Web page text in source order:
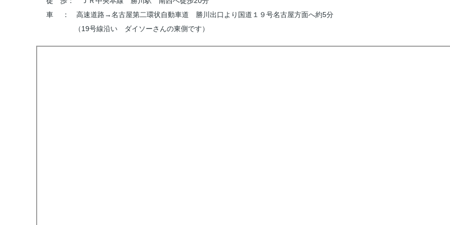
車 ： 高速道路→名古屋第二環状自動車道 勝川出口より国道１９号名古屋方面へ約5分
（19号線沿い ダイソーさんの東側です）